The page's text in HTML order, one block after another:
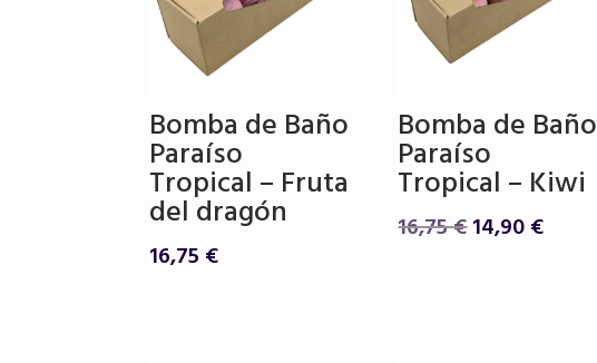
Bomba de Baño
Paraíso
Tropical – Fruta
del dragón
16,75 €
Bomba de Baño
Paraíso
Tropical – Kiwi
16,75€El
14,90€El